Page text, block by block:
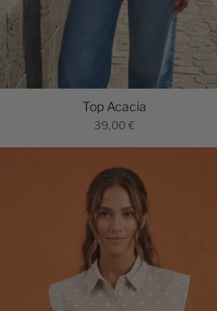
Top Acacia
39,00 €